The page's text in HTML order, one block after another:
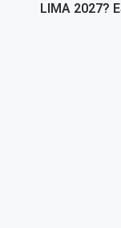
LIMA 2027?